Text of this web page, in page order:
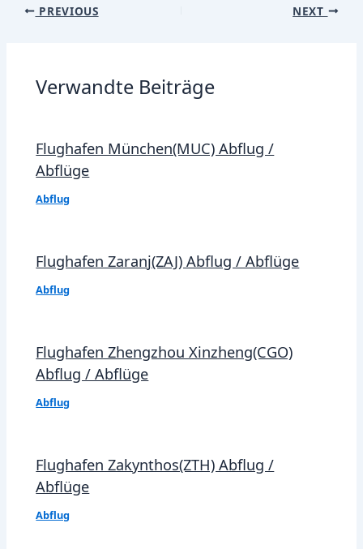
Post
PREVIOUS NEXT
Verwandte Beiträge
Flughafen München(MUC) Abflug /
Abflüge
Abflug
Flughafen Zaranj(ZAJ) Abflug / Abflüge
Abflug
Flughafen Zhengzhou Xinzheng(CGO)
Abflug / Abflüge
Abflug
Flughafen Zakynthos(ZTH) Abflug /
Abflüge
Abflug